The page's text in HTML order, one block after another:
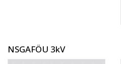
NSGAFÖU 3kV